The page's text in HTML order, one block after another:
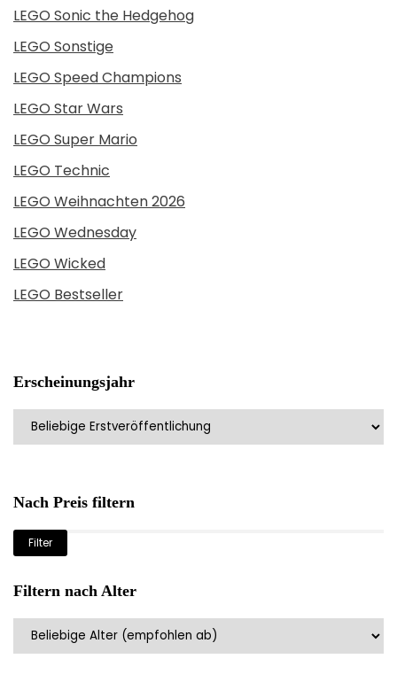
LEGO Sonic the Hedgehog
LEGO Sonstige
LEGO Speed Champions
LEGO Star Wars
LEGO Super Mario
LEGO Technic
LEGO Weihnachten 2026
LEGO Wednesday
LEGO Wicked
LEGO Bestseller
Erscheinungsjahr
Nach Preis filtern
Min.
Preis
Max.
Preis
Filter
Filtern nach Alter